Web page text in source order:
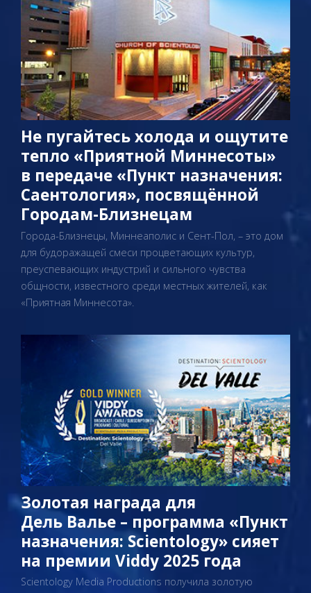
Не пугайтесь холода и ощутите
тепло «Приятной Миннесоты»
в передаче «Пункт назначения:
Саентология», посвящённой
Городам-Близнецам
Города-Близнецы, Миннеаполис и Сент-Пол, – это дом
для будоражащей смеси процветающих культур,
преуспевающих индустрий и сильного чувства
общности, известного среди местных жителей, как
«Приятная Миннесота».
Золотая награда для
Дель Валье – программа «Пункт
назначения: Scientology» сияет
на премии Viddy 2025 года
Scientology Media Productions получила золотую